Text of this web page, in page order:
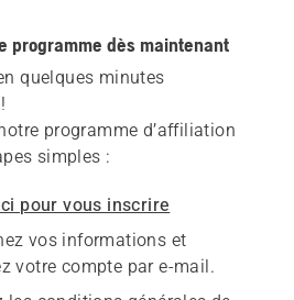
programme dès maintenant
quelques minutes
programme d’affiliation
simples :
pour vous inscrire
vos informations et
votre compte par e-mail.